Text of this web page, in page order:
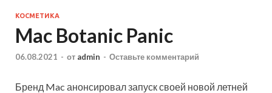
КОСМЕТИКА
Mac Botanic Panic
06.08.2021 - от admin - Оставьте комментарий
Бренд Mac анонсировал запуск своей новой летней